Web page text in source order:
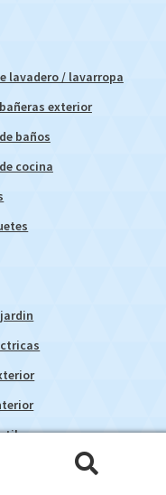
lavadero / lavarropa
exterior
baños
cocina